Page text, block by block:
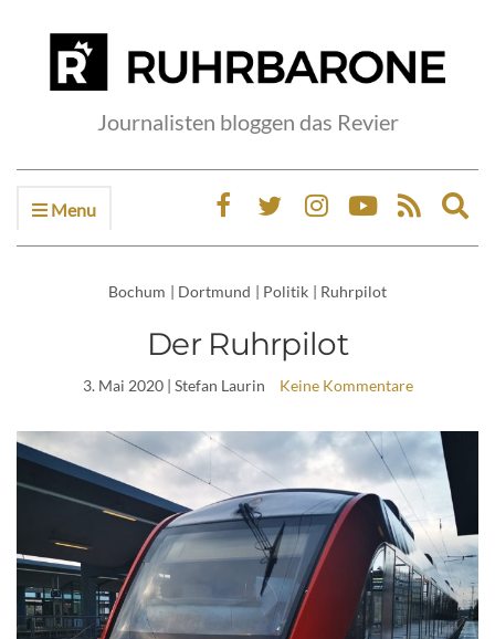
Journalisten bloggen das Revier
Menu
Bochum | Dortmund | Politik | Ruhrpilot
Der Ruhrpilot
3. Mai 2020| Stefan Laurin Keine Kommentare